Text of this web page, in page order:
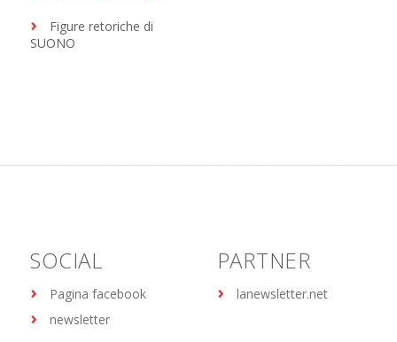
Figure retoriche di
SUONO
SOCIAL
Pagina facebook
newsletter
PARTNER
lanewsletter.net